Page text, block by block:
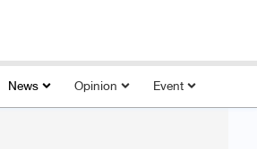
News Opinion Event